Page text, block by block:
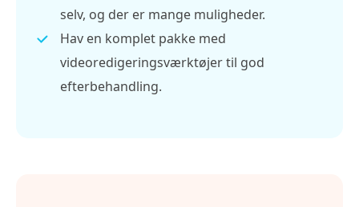
selv, og der er mange muligheder.
Hav en komplet pakke med
videoredigeringsværktøjer til god
efterbehandling.